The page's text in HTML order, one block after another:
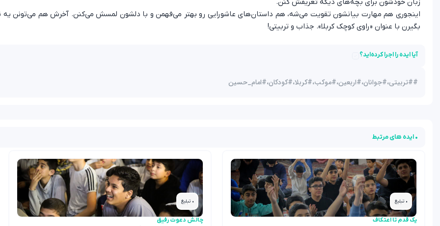
زبان خودشون برای بچه‌های دیگه تعریفش کنن.
اینجوری هم مهارت بیانشون تقویت می‌شه، هم داستان‌های عاشورایی رو بهتر می‌فهمن و با دلشون لمسش می‌کنن. آخرش هم می‌تونن
بگیرن با عنوان «راوی کوچک کربلا». جذاب و تربیتی!
آیا ایده را اجرا کرده‌اید؟
##تربیتی،#جوانان،#اربعین،#موکب،#کربلا،#کودکان،#امام_حسین
• ایده های مرتبط
• تبلیغ
یک قدم تا اعتکاف
• تبلیغ
چالش دعوت رفیق